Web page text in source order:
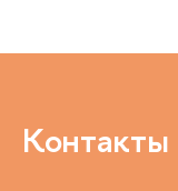
Контакты